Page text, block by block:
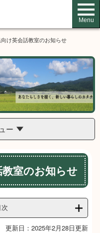
Menu
け英会話教室のお知らせ
ー
室のお知らせ
次
更新日：2025年2月28日更新